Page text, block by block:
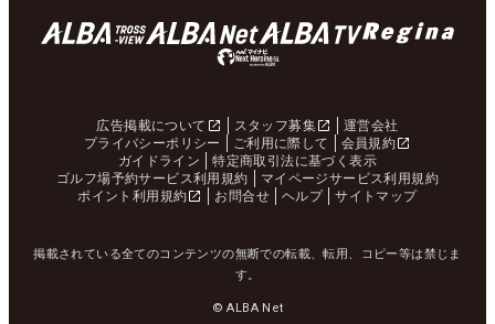
広告掲載について スタッフ募集
運営会社
プライバシーポリシー
ご利用に際して
会員規約
ガイドライン
特定商取引法に基づく表示
ゴルフ場予約サービス利用規約
マイページサービス利用規約
ポイント利用規約
お問合せ ヘルプ サイトマップ
掲載されている全てのコンテンツの無断での転載、転用、コピー等は禁じま
す。
© ALBA Net